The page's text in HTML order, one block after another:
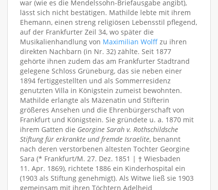
war (wie es die Mendelssohn-Briefausgabe angibt),
lässt sich nicht bestätigen. Mathilde lebte mit ihrem
Ehemann, einen streng religiösen Lebensstil pflegend,
auf der Frankfurter Zeil 34, wo später die
Musikalienhandlung von Maximilian Wolff zu ihren
direkten Nachbarn (in Nr. 32) zählte. Seit 1877
gehörte ihnen zudem das am Frankfurter Stadtrand
gelegene Schloss Grüneburg, das sie neben einer
1894 fertiggestellten und als Sommerresidenz
genutzten Villa in Königstein zumeist bewohnten.
Mathilde erlangte als Mäzenatin und Stifterin
größeres Ansehen und die Ehrenbürgerschaft von
Frankfurt und Königstein. Sie gründete u. a. 1870 mit
ihrem Gatten die Georgine Sarah v. Rothschildsche
Stiftung für erkrankte und fremde Israelite, benannt
nach deren verstorbenen ältesten Tochter Georgine
Sara (* Frankfurt/M. 27. Dez. 1851 | † Wiesbaden
11. Apr. 1869), richtete 1886 ein Kinderhospital ein
(1903 als Stiftung genehmigt). Als Witwe ließ sie 1903
gemeinsam mit ihren Töchtern Adelheid